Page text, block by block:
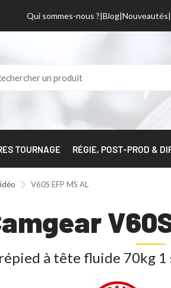
Qui sommes-nous ? Blog Nouveautés
TOURNAGE RÉGIE, POST-PROD &
V60S EFP MS AL
à tête fluide 70kg 1